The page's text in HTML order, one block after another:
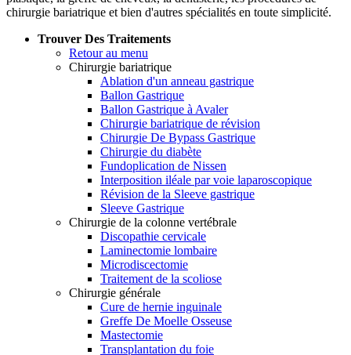
chirurgie bariatrique et bien d'autres spécialités en toute simplicité.
Trouver Des Traitements
Retour au menu
Chirurgie bariatrique
Ablation d'un anneau gastrique
Ballon Gastrique
Ballon Gastrique à Avaler
Chirurgie bariatrique de révision
Chirurgie De Bypass Gastrique
Chirurgie du diabète
Fundoplication de Nissen
Interposition iléale par voie laparoscopique
Révision de la Sleeve gastrique
Sleeve Gastrique
Chirurgie de la colonne vertébrale
Discopathie cervicale
Laminectomie lombaire
Microdiscectomie
Traitement de la scoliose
Chirurgie générale
Cure de hernie inguinale
Greffe De Moelle Osseuse
Mastectomie
Transplantation du foie